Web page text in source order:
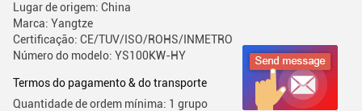
Lugar de origem: China
Marca: Yangtze
Certificação: CE/TUV/ISO/ROHS/INMETRO
Número do modelo: YS100KW-HY
Termos do pagamento & do transporte
Quantidade de ordem mínima: 1 grupo